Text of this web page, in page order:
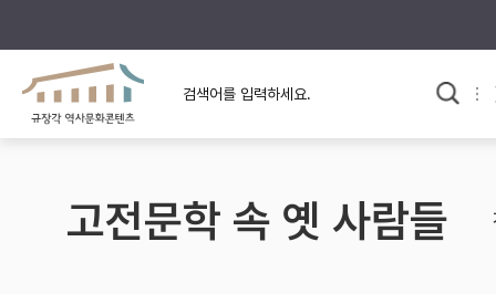
규장각의 어제와 오늘
규장각 소개영상
사료와 문학으로 본
고대
고려
고전문학 속 옛 사람들